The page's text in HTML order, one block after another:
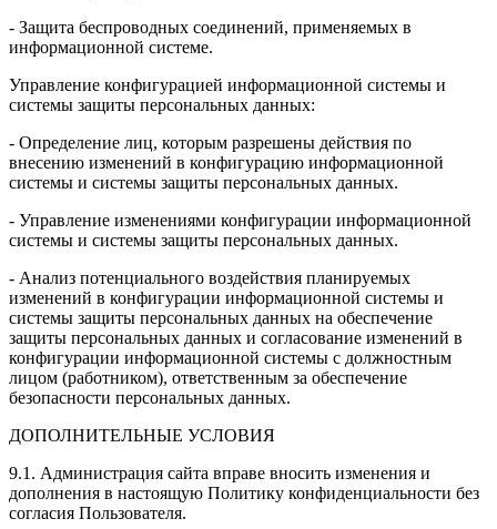
- Защита беспроводных соединений, применяемых в
информационной системе.
Управление конфигурацией информационной системы и
системы защиты персональных данных:
- Определение лиц, которым разрешены действия по
внесению изменений в конфигурацию информационной
системы и системы защиты персональных данных.
- Управление изменениями конфигурации информационной
системы и системы защиты персональных данных.
- Анализ потенциального воздействия планируемых
изменений в конфигурации информационной системы и
системы защиты персональных данных на обеспечение
защиты персональных данных и согласование изменений в
конфигурации информационной системы с должностным
лицом (работником), ответственным за обеспечение
безопасности персональных данных.
ДОПОЛНИТЕЛЬНЫЕ УСЛОВИЯ
9.1. Администрация сайта вправе вносить изменения и
дополнения в настоящую Политику конфиденциальности без
согласия Пользователя.